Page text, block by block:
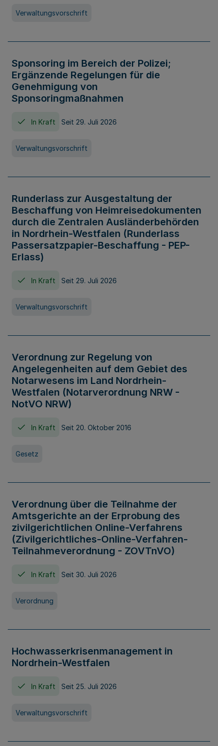
Verwaltungsvorschrift
Sponsoring im Bereich der Polizei;
Ergänzende Regelungen für die
Genehmigung von
Sponsoringmaßnahmen
In Kraft Seit 29. Juli 2026
Verwaltungsvorschrift
Runderlass zur Ausgestaltung der
Beschaffung von Heimreisedokumenten
durch die Zentralen Ausländerbehörden
in Nordrhein-Westfalen (Runderlass
Passersatzpapier-Beschaffung - PEP-
Erlass)
In Kraft Seit 29. Juli 2026
Verwaltungsvorschrift
Verordnung zur Regelung von
Angelegenheiten auf dem Gebiet des
Notarwesens im Land Nordrhein-
Westfalen (Notarverordnung NRW -
NotVO NRW)
In Kraft Seit 20. Oktober 2016
Gesetz
Verordnung über die Teilnahme der
Amtsgerichte an der Erprobung des
zivilgerichtlichen Online-Verfahrens
(Zivilgerichtliches-Online-Verfahren-
Teilnahmeverordnung - ZOVTnVO)
In Kraft Seit 30. Juli 2026
Verordnung
Hochwasserkrisenmanagement in
Nordrhein-Westfalen
In Kraft Seit 25. Juli 2026
Verwaltungsvorschrift